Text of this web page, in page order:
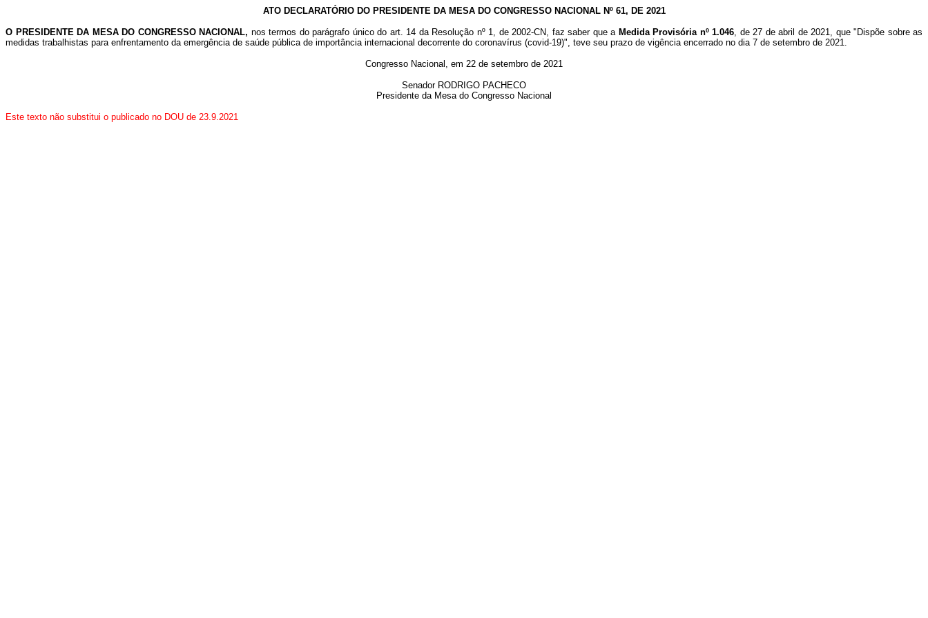
ATO DECLARATÓRIO DO PRESIDENTE DA MESA DO CONGRESSO NACIONAL Nº 61, DE 2021
O PRESIDENTE DA MESA DO CONGRESSO NACIONAL, nos termos do parágrafo único do art. 14 da Resolução nº 1, de 2002-CN, faz saber que a Medida Provisória nº 1.046, de 27 de abril de 2021, que "Dispõe sobre as
medidas trabalhistas para enfrentamento da emergência de saúde pública de importância internacional decorrente do coronavírus (covid-19)", teve seu prazo de vigência encerrado no dia 7 de setembro de 2021.
Congresso Nacional, em 22 de setembro de 2021
Senador RODRIGO PACHECO
Presidente da Mesa do Congresso Nacional
Este texto não substitui o publicado no DOU de 23.9.2021